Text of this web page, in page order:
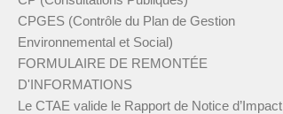
CPGES (Contrôle du Plan de Gestion
Environnemental et Social)
FORMULAIRE DE REMONTÉE
D'INFORMATIONS
Le CTAE valide le Rapport de Notice d’Impact